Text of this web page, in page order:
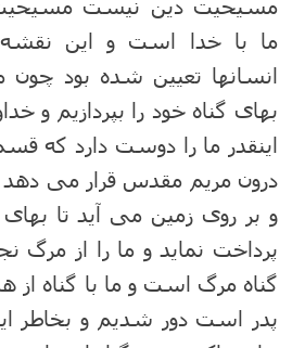
مسیحیت دین نیست
ما با خدا است و این نقشه
انسانها تعیین شده بود چون
بهای گناه خود را بپردازیم و
اینقدر ما را دوست دارد که
درون مریم مقدس قرار می
و بر روی زمین می آید تا بهای
پرداخت نماید و ما را از مرگ
گناه مرگ است و ما با گناه
پدر است دور شدیم و